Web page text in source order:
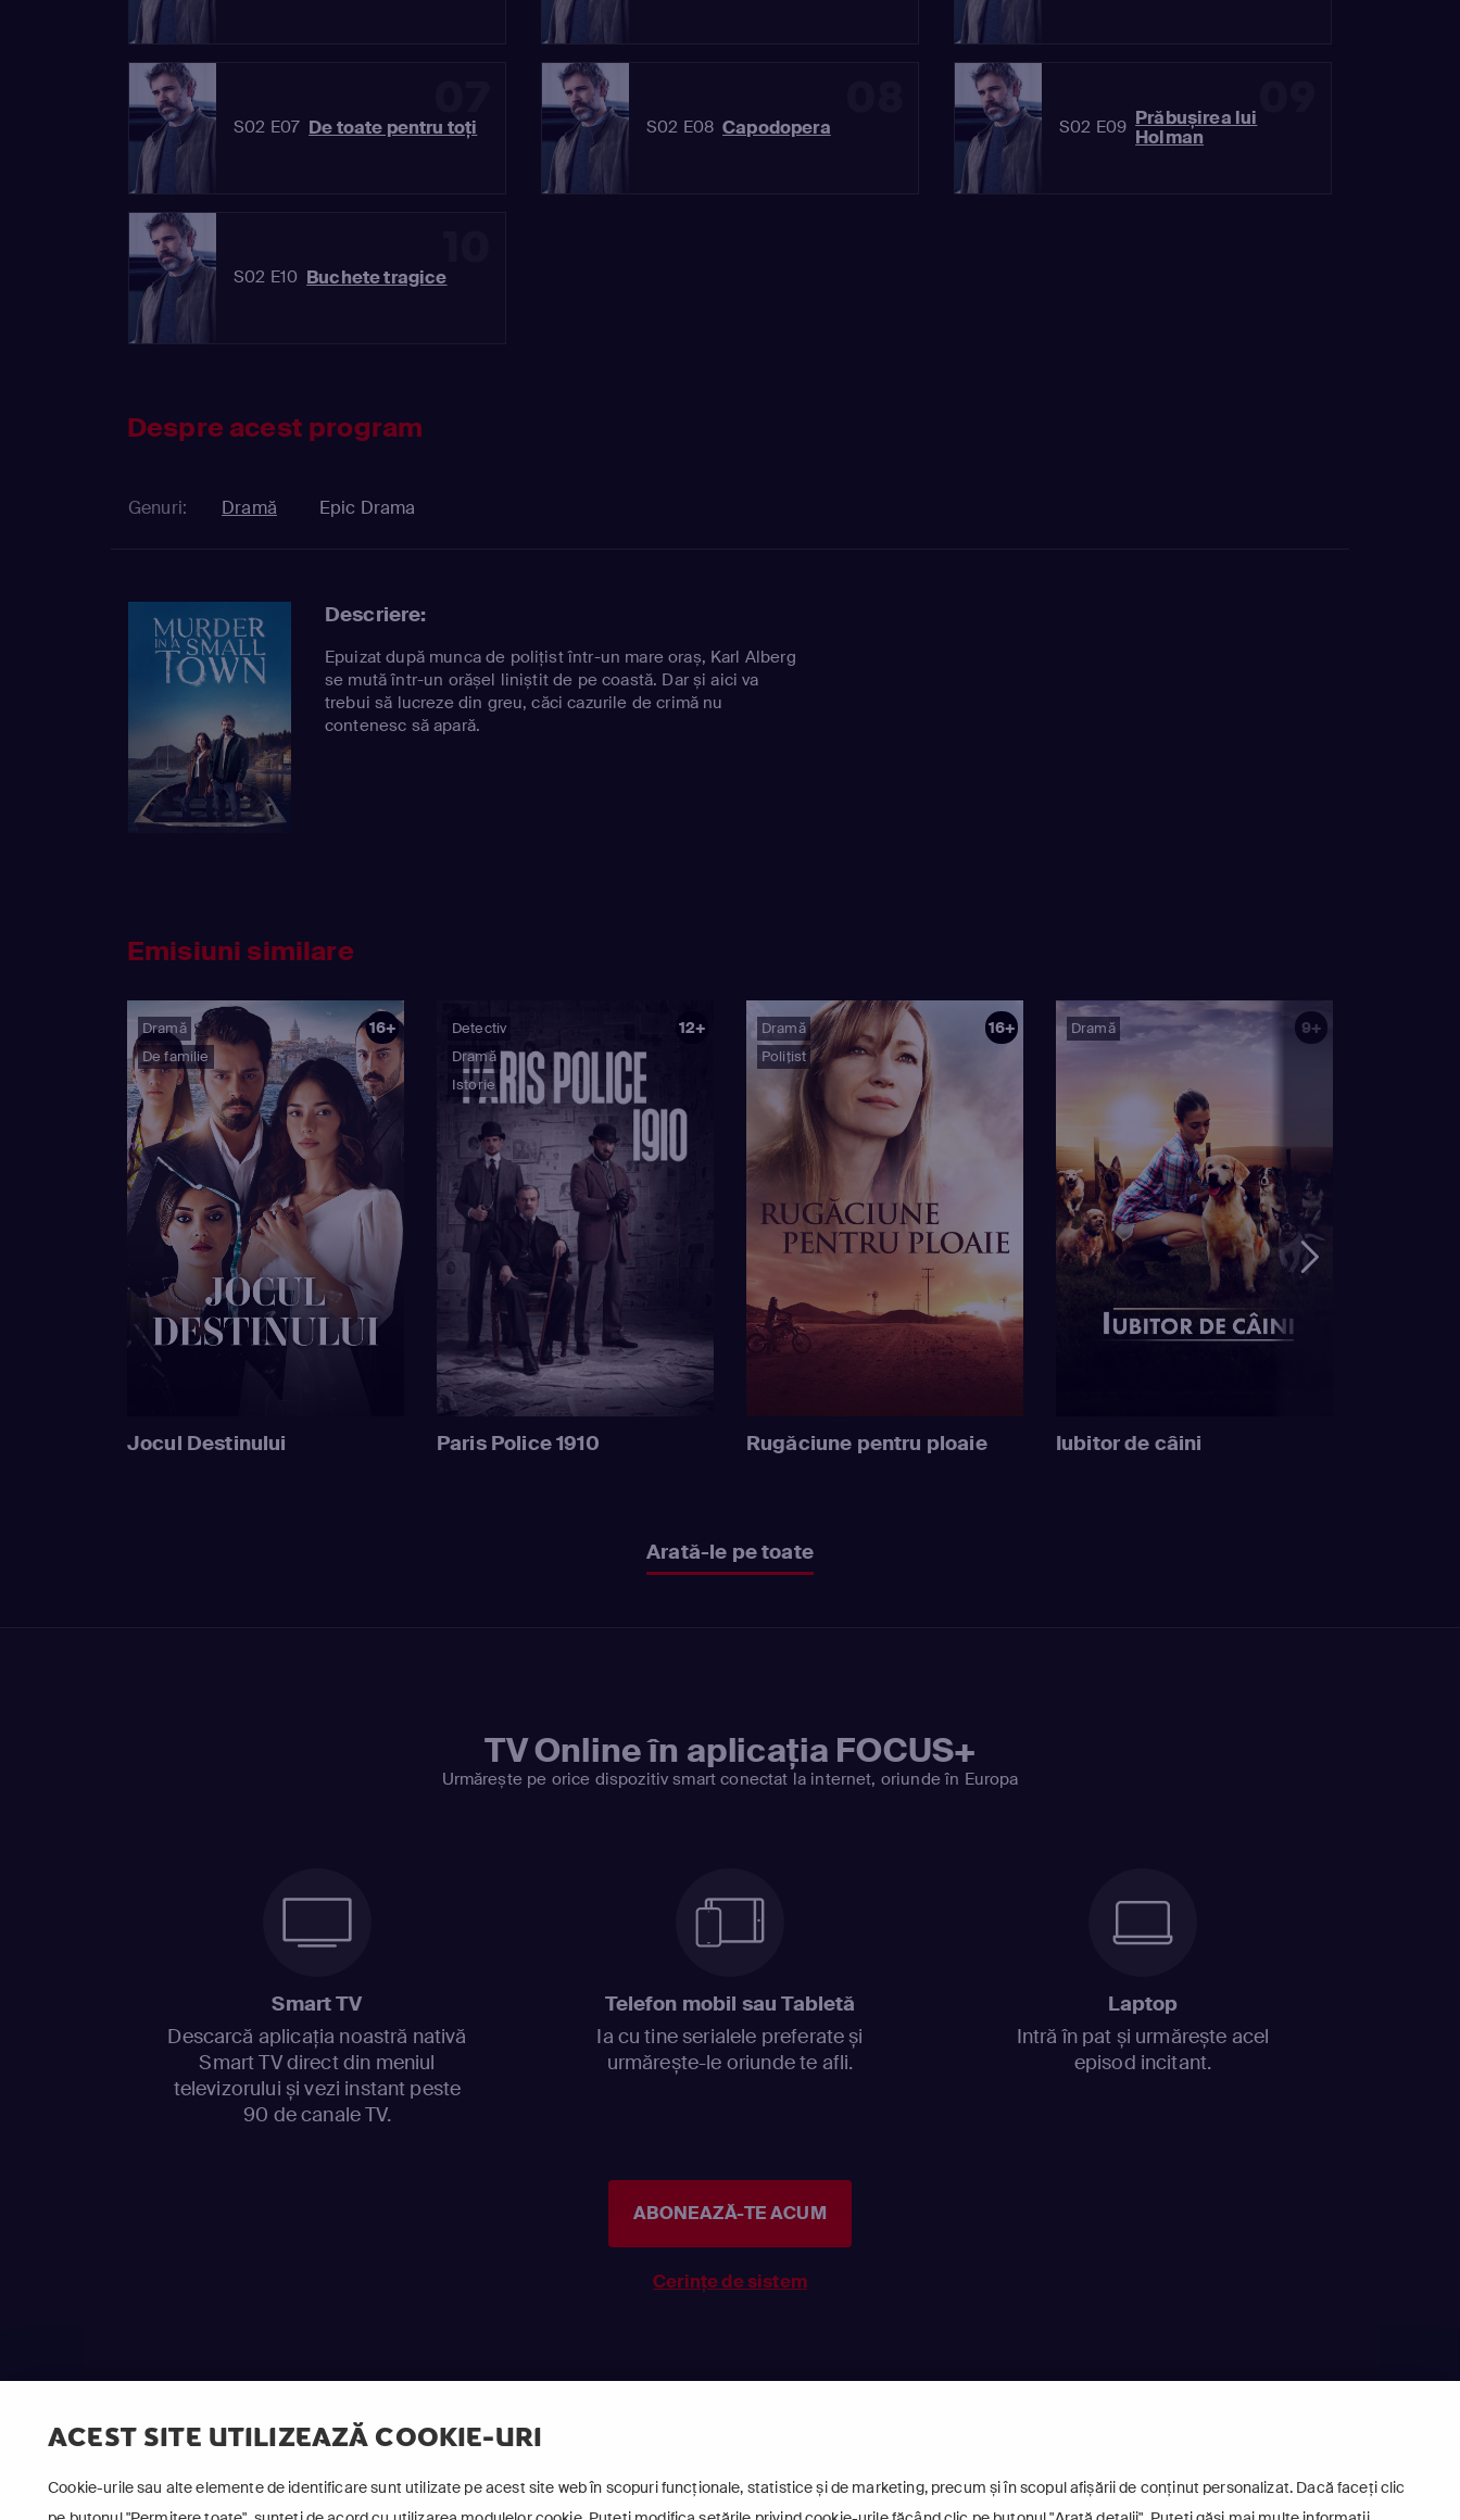
ACEST SITE UTILIZEAZĂ COOKIE-URI
Cookie-urile sau alte elemente de identificare sunt utilizate pe acest site web în scopuri funcționale, statistice și de marketing, precum și în scopul afișării de conținut personalizat. Dacă faceți clic
S02 E07 De toate pentru toți S02 E08 Capodopera S02 E09 Prăbușirea lui
Holman
S02 E10 Buchete tragice
Despre acest program
Genuri: Dramă Epic Drama
Descriere:
Epuizat după munca de polițist într-un mare oraș, Karl Alberg
se mută într-un orășel liniștit de pe coastă. Dar și aici va
trebui să lucreze din greu, căci cazurile de crimă nu
contenesc să apară.
Emisiuni similare
Dramă
De familie
16+
Jocul Destinului
Detectiv
Dramă
Istorie
12+
Paris Police 1910
Dramă
Polițist
16+
Rugăciune pentru ploaie
Dramă 9+
Iubitor de câini
Arată-le pe toate
TV Online în aplicația FOCUS+
Urmărește pe orice dispozitiv smart conectat la internet, oriunde în Europa
Smart TV
Descarcă aplicația noastră nativă
Smart TV direct din meniul
televizorului și vezi instant peste
90 de canale TV.
Telefon mobil sau Tabletă
Ia cu tine serialele preferate și
urmărește-le oriunde te afli.
Laptop
Intră în pat și urmărește acel
episod incitant.
ABONEAZĂ-TE ACUM
Cerințe de sistem